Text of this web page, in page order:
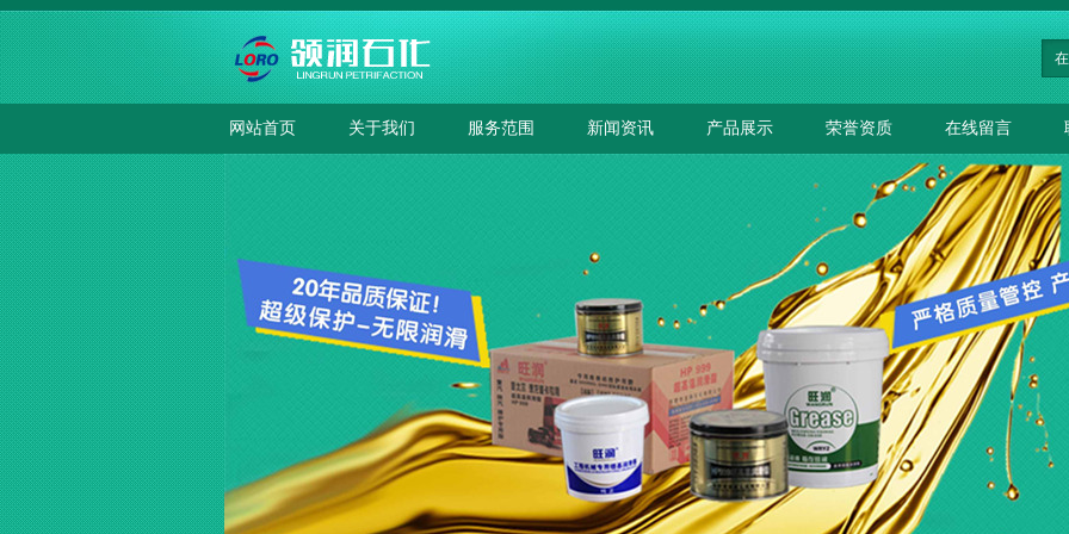
网站首页 关于我们 服务范围 新闻资讯 产品展示 荣誉资质 在线留言